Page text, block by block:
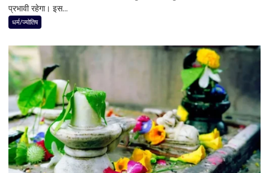
हलचल
शनि
नवपंचम
योग,
इन
3
राशियों
पर
रह
सकती
प्रभावी रहेगा। इस...
धर्म/ज्योतिष